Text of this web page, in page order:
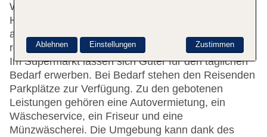
WLAN ist in den öffentlichen Bereichen verfügbar.
Hilfestellung bei der Buchung von Ausflügen wird
am Tourdesk geboten. Das Hotel verfügt über
rollstuhlgerechte Einrichtungen und einen Aufzug.
Im Supermarkt lassen sich Güter für den täglichen
Bedarf erwerben. Bei Bedarf stehen den Reisenden
Parkplätze zur Verfügung. Zu den gebotenen
Leistungen gehören eine Autovermietung, ein
Wäscheservice, ein Friseur und eine
Münzwäscherei. Die Umgebung kann dank des
Zustimmen
Ablehnen Einstellungen